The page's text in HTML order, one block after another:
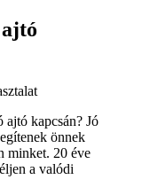
ajtó kapcsán? Jó
önnek
minket. 20 éve
a valódi